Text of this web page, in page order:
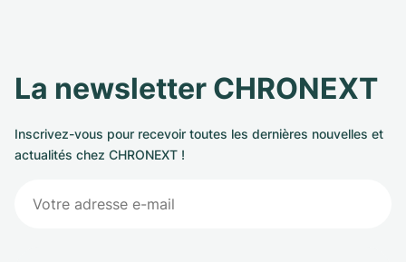
La newsletter CHRONEXT
Inscrivez-vous pour recevoir toutes les dernières nouvelles et
actualités chez CHRONEXT !